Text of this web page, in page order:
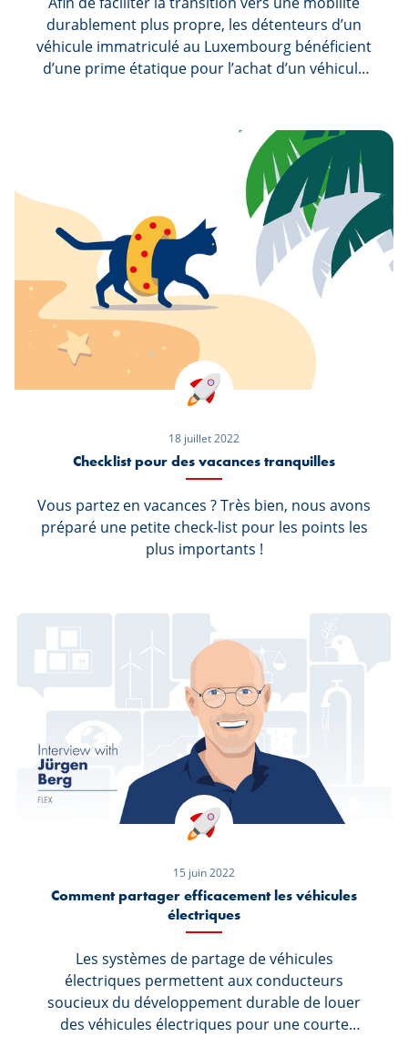
durablement plus propre, les détenteurs d’un
véhicule immatriculé au Luxembourg bénéficient
d’une prime étatique pour l’achat d’un véhicule
déjà incluse dans la mensualité !
18 juillet 2022
Checklist pour des vacances tranquilles
Vous partez en vacances ? Très bien, nous avons
préparé une petite check-list pour les points les
plus importants !
15 juin 2022
Comment partager efficacement les véhicules
électriques
Les systèmes de partage de véhicules
électriques permettent aux conducteurs
soucieux du développement durable de louer
des véhicules électriques pour une courte